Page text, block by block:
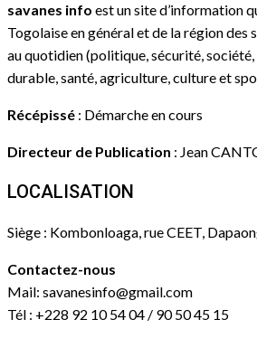
savanes info est un site d’information
Togolaise en général et de la région des
au quotidien (politique, sécurité,
durable, santé, agriculture, culture et
Récépissé : Démarche en cours
Directeur de Publication : Jean
LOCALISATION
Siège : Kombonloaga, rue CEET,
Contactez-nous
Mail: savanesinfo@gmail.com
Tél : +228 92 10 54 04 / 90 50 45 15